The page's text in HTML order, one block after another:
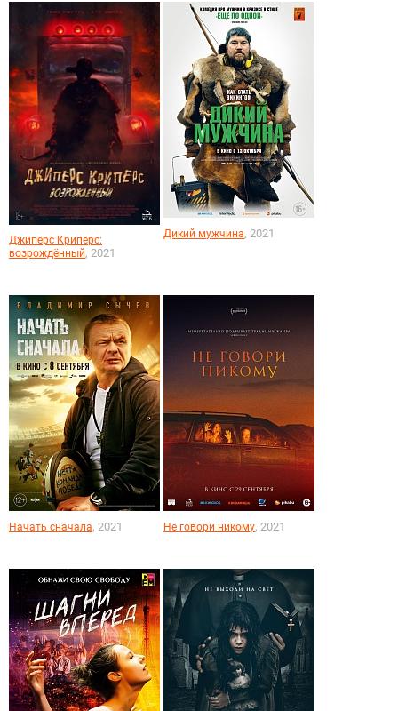
Джиперс Криперс:
возрождённый, 2021
Дикий мужчина, 2021
Начать сначала, 2021 Не говори никому, 2021